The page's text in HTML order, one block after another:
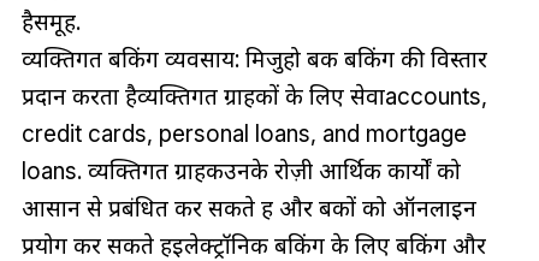
हैसमूह.
व्यक्तिगत बैंकिंग व्यवसाय: मिजुहो बैंक बैंकिंग की विस्तार
प्रदान करता हैव्यक्तिगत ग्राहकों के लिए सेवाaccounts,
credit cards, personal loans, and mortgage
loans. व्यक्तिगत ग्राहकउनके रोज़ी आर्थिक कार्यों को
आसान से प्रबंधित कर सकते हैं और बैंकों को ऑनलाइन
प्रयोग कर सकते हैंइलेक्ट्रॉनिक बैंकिंग के लिए बैंकिंग और